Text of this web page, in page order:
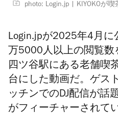
photo: Login.jp KIYOKOが
Login.jpが2025年4月
万5000人以上の閲覧数
四ツ谷駅にある老舗喫
台にした動画だ。ゲス
ッチンでのDJ配信が話
がフィーチャーされて